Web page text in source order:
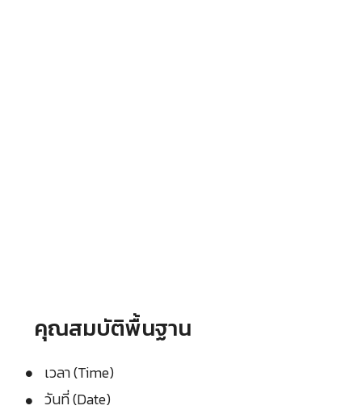
คุณสมบัติพื้นฐาน
เวลา (Time)
วันที่ (Date)